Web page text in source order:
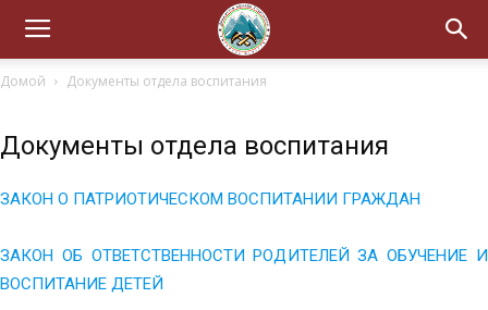
Домой Документы отдела воспитания
Документы отдела воспитания
ЗАКОН О ПАТРИОТИЧЕСКОМ ВОСПИТАНИИ ГРАЖДАН
ЗАКОН ОБ ОТВЕТСТВЕННОСТИ РОДИТЕЛЕЙ ЗА ОБУЧЕНИЕ И
ВОСПИТАНИЕ ДЕТЕЙ